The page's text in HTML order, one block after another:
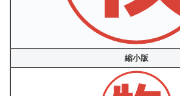
縮小版